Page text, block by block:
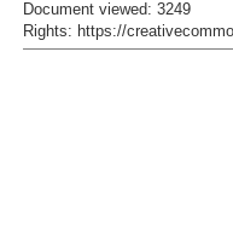
Document viewed: 3249
Rights: https://